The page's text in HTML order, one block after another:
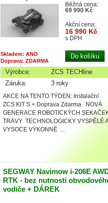
Běžná cena:
69 990 Kč
Akční cena:
16 990 Kč
s DPH
Skladem: ANO
Doprava: ZDARMA
Výrobce:
ZCS TECHline
Záruka:
3 roky
AKCE NA TENTO TÝDEN: Instalační
ZCS KIT S + Doprava Zdarma NOVÁ
GENERACE ROBOTICKÝCH
TRÁVY TECHNOLOGICKY VYSPĚLÉ A
VYSOCE VÝKONNÉ ...
SEGWAY Navimow i-206E
RTK - bez nutnosti
vodiče + DÁREK